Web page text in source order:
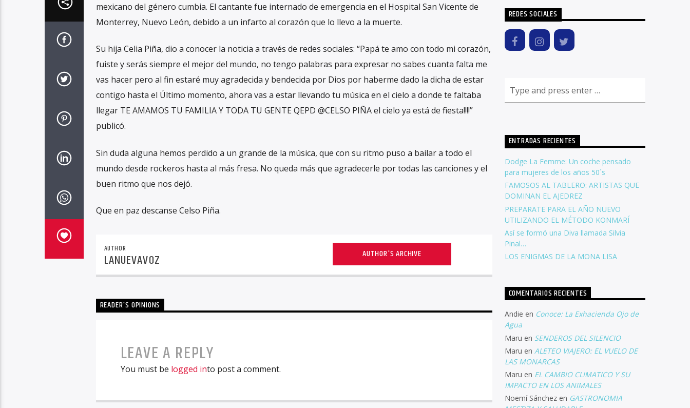
mexicano del género cumbia. El cantante fue internado de emergencia en el Hospital San Vicente de
Monterrey, Nuevo León, debido a un infarto al corazón que lo llevo a la muerte.
Su hija Celia Piña, dio a conocer la noticia a través de redes sociales: “Papá te amo con todo mi corazón,
fuiste y serás siempre el mejor del mundo, no tengo palabras para expresar no sabes cuanta falta me
vas hacer pero al fin estaré muy agradecida y bendecida por Dios por haberme dado la dicha de estar
contigo hasta el Último momento, ahora vas a estar llevando tu música en el cielo a donde te faltaba
llegar TE AMAMOS TU FAMILIA Y TODA TU GENTE QEPD @CELSO PIÑA el cielo ya está de fiesta!!!!”
publicó.
Sin duda alguna hemos perdido a un grande de la música, que con su ritmo puso a bailar a todo el
mundo desde rockeros hasta al más fresa. No queda más que agradecerle por todas las canciones y el
buen ritmo que nos dejó.
Que en paz descanse Celso Piña.
AUTHOR
LANUEVAVOZ AUTHOR'S ARCHIVE
READER'S OPINIONS
LEAVE A REPLY
You must be logged into post a comment.
REDES SOCIALES
ENTRADAS RECIENTES
Dodge La Femme: Un coche pensado
para mujeres de los años 50´s
FAMOSOS AL TABLERO: ARTISTAS QUE
DOMINAN EL AJEDREZ
PREPARATE PARA EL AÑO NUEVO
UTILIZANDO EL MÉTODO KONMARÍ
Así se formó una Diva llamada Silvia
Pinal…
LOS ENIGMAS DE LA MONA LISA
COMENTARIOS RECIENTES
Andie en Conoce: La Exhacienda Ojo de
Agua
Maru en SENDEROS DEL SILENCIO
Maru en ALETEO VIAJERO: EL VUELO DE
LAS MONARCAS
Maru en EL CAMBIO CLIMATICO Y SU
IMPACTO EN LOS ANIMALES
Noemí Sánchezen GASTRONOMIA